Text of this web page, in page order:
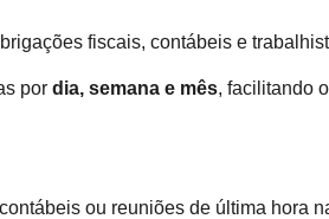
fiscais, contábeis e
por dia, semana e mês, facilitando o
ou reuniões de última hora